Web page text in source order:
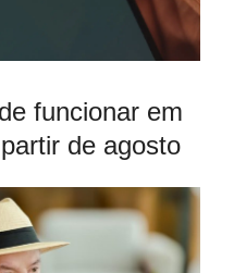
funcionar em
de agosto